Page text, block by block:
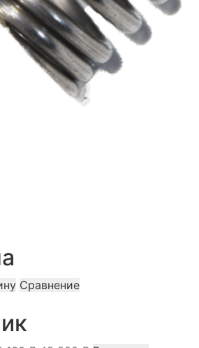
Сравнение